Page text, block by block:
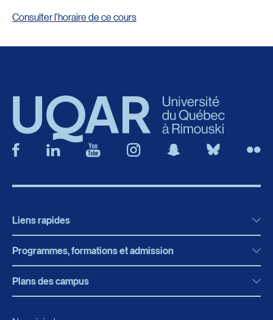
Consulter l'horaire de ce cours
Liens rapides
Actualités
Bibliothèque
Programmes, formations et admission
Programmes, formations et admission
Plans des campus